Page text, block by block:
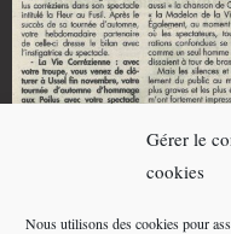
Gérer le
cookies
Nous utilisons des cookies pour